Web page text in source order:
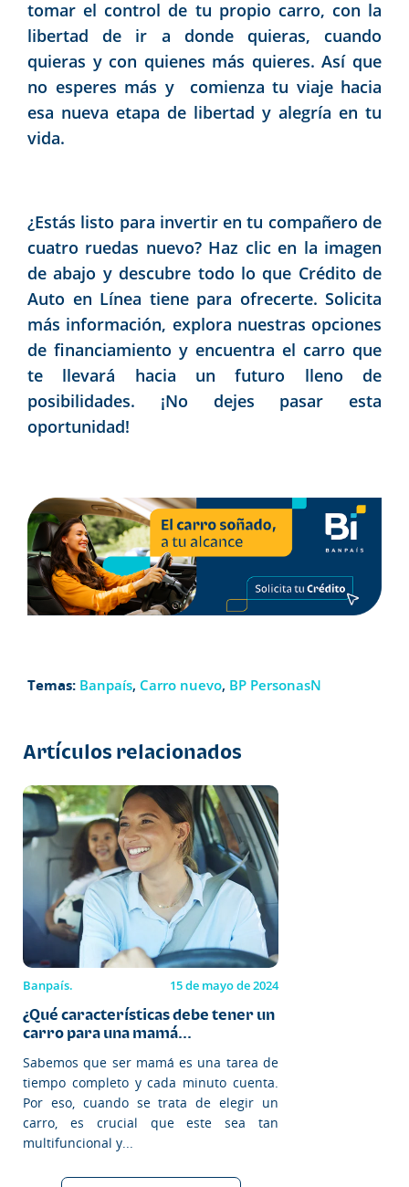
tomar el control de tu propio carro, con la
libertad de ir a donde quieras, cuando
quieras y con quienes más quieres. Así que
no esperes más y comienza tu viaje hacia
esa nueva etapa de libertad y alegría en tu
vida.
¿Estás listo para invertir en tu compañero de
cuatro ruedas nuevo? Haz clic en la imagen
de abajo y descubre todo lo que Crédito de
Auto en Línea tiene para ofrecerte. Solicita
más información, explora nuestras opciones
de financiamiento y encuentra el carro que
te llevará hacia un futuro lleno de
posibilidades. ¡No dejes pasar esta
oportunidad!
Temas: Banpaís, Carro nuevo, BP PersonasN
Artículos relacionados
Banpaís. 15 de mayo de 2024
¿Qué características debe tener un
carro para una mamá...
Sabemos que ser mamá es una tarea de
tiempo completo y cada minuto cuenta.
Por eso, cuando se trata de elegir un
carro, es crucial que este sea tan
multifuncional y...